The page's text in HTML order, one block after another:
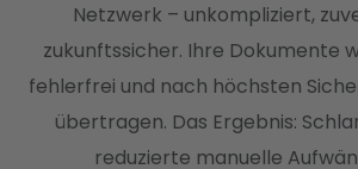
Netzwerk – unkompliziert,
zukunftssicher. Ihre Dokumente
fehlerfrei und nach höchsten
übertragen. Das Ergebnis:
reduzierte manuelle